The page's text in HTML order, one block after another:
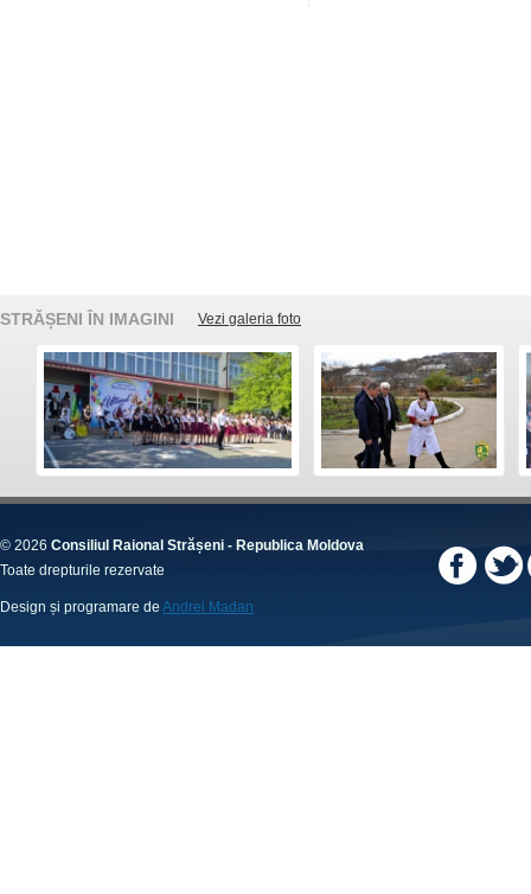
STRĂȘENI ÎN IMAGINI Vezi galeria foto
© 2026 Consiliul Raional Strășeni - Republica Moldova
Toate drepturile rezervate
Design și programare de Andrei Madan